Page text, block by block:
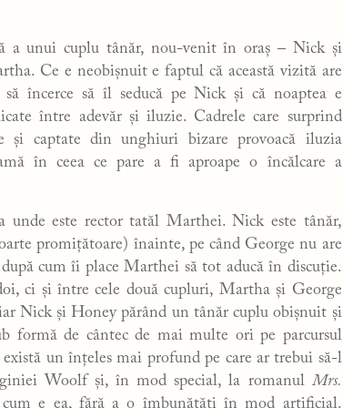
a unui cuplu tânăr, nou-venit în oraș – Nick și
Ce e neobișnuit e faptul că această vizită are
încerce să îl seducă pe Nick și că noaptea e
între adevăr și iluzie. Cadrele care surprind
și captate din unghiuri bizare provoacă iluzia
în ceea ce pare a fi aproape o încălcare a
unde este rector tatăl Marthei. Nick este tânăr,
promițătoare) înainte, pe când George nu are
cum îi place Marthei să tot aducă în discuție.
ci și între cele două cupluri, Martha și George
Nick și Honey părând un tânăr cuplu obișnuit și
formă de cântec de mai multe ori pe parcursul
un înțeles mai profund pe care ar trebui să-l
Woolf și, în mod special, la romanul Mrs.
e ea, fără a o îmbunătăți în mod artificial.